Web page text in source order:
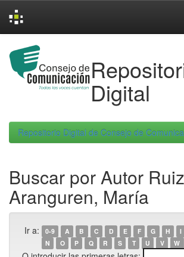
navigation
Digital
Repositorio Digital de Consejo de
Buscar por Autor Ruiz
Aranguren, María
Ir a: 0-9 A B C D E F G H I
N
O P Q R S T U V W